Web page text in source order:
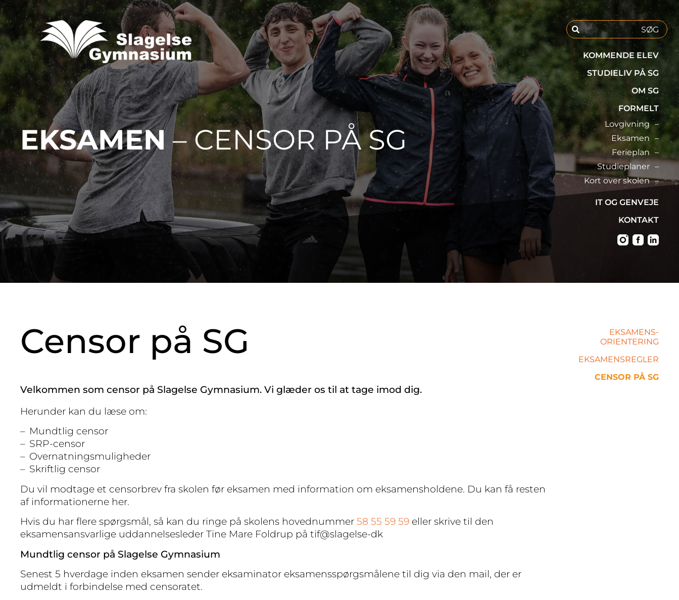
KOMMENDE ELEV
STUDIELIV PÅ SG
OM SG
FORMELT
Lovgivning
Eksamen
Ferieplan
Studieplaner
Kort over skolen
IT OG GENVEJE
KONTAKT
EKSAMEN– CENSOR PÅ SG
EKSAMENS-
ORIENTERING
EKSAMENSREGLER
CENSOR PÅ SG
Censor på SG
Velkommen som censor på Slagelse Gymnasium. Vi glæder os til at tage imod dig.
Herunder kan du læse om:
Mundtlig censor
SRP-censor
Overnatningsmuligheder
Skriftlig censor
Du vil modtage et censorbrev fra skolen før eksamen med information om eksamensholdene. Du kan få resten
af informationerne her.
Hvis du har flere spørgsmål, så kan du ringe på skolens hovednummer 58 55 59 59 eller skrive til den
eksamensansvarlige uddannelsesleder Tine Mare Foldrup på tif@slagelse-dk
Mundtlig censor på Slagelse Gymnasium
Senest 5 hverdage inden eksamen sender eksaminator eksamensspørgsmålene til dig via den mail, der er
udmeldt i forbindelse med censoratet.